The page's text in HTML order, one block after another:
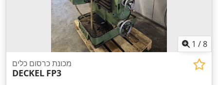
1 /8
מכונת כרסום כלים
DECKEL FP3